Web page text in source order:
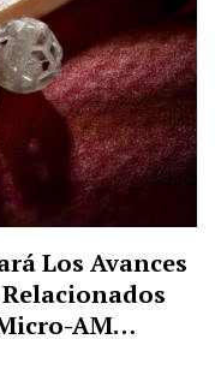
Los Avances
AM…